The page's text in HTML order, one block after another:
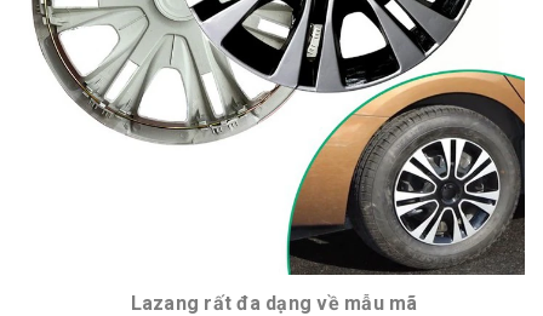
Lazang rất đa dạng về mẫu mã